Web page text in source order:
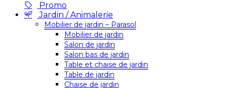
Promo
Jardin / Animalerie
Mobilier de jardin – Parasol
Mobilier de jardin
Salon de jardin
Salon bas de jardin
Table et chaise de jardin
Table de jardin
Chaise de jardin